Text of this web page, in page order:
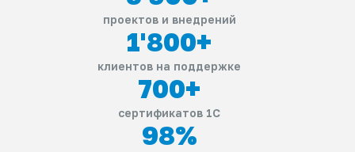
проектов и внедрений
1'800+
клиентов на поддержке
700+
сертификатов 1С
98%